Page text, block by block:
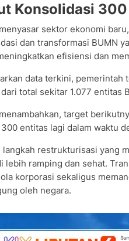
Konsolidasi
sektor ekonomi
dan transformasi BUMN
efisiensi dan
data terkini, pemerintah
total sekitar 1.077 entitas
target
entitas lagi dalam waktu
langkah restrukturisasi yang
lebih ramping dan sehat.
korporasi sekaligus
oleh negara.